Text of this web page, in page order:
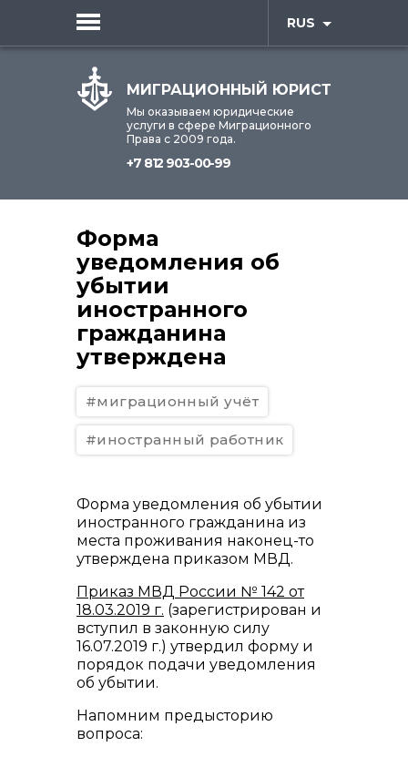
RUS
МИГРАЦИОННЫЙ ЮРИСТ
Мы оказываем юридические
услуги в сфере Миграционного
Права с 2009 года.
+7 812 903-00-99
Форма
уведомления об
убытии
иностранного
гражданина
утверждена
#миграционный учёт
#иностранный работник
Форма уведомления об убытии
иностранного гражданина из
места проживания наконец-то
утверждена приказом МВД.
Приказ МВД России № 142 от
18.03.2019 г. (зарегистрирован и
вступил в законную силу
16.07.2019 г.) утвердил форму и
порядок подачи уведомления
об убытии.
Напомним предысторию
вопроса: